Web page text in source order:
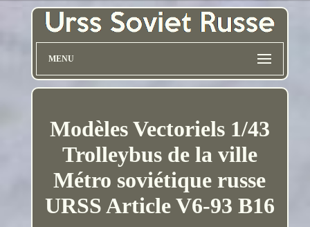
MENU
Modèles Vectoriels 1/43
Trolleybus de la ville
Métro soviétique russe
URSS Article V6-93 B16